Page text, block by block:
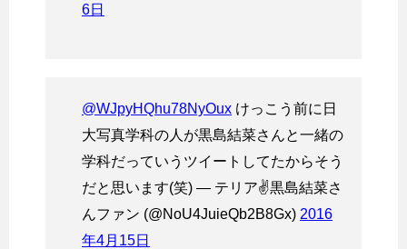
6日
@WJpyHQhu78NyOux けっこう前に日
大写真学科の人が黒島結菜さんと一緒の
学科だっていうツイートしてたからそう
だと思います(笑) — テリア✌黒島結菜さ
んファン (@NoU4JuieQb2B8Gx) 2016
年4月15日